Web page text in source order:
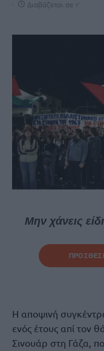
Διαβάζεται σε 1'
Μην χάνεις
Η αποψινή
ενός έτους απί τον
Σινουάρ στη Γάζα,